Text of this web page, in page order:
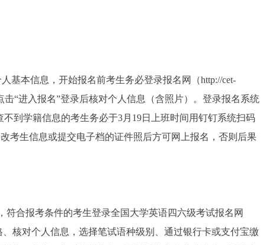
基本信息，开始报名前考生务必登录报名网（http://cet-
击“进入报名”登录后核对个人信息（含照片）。登录报名系统
到学籍信息的考生务必于3月19日上班时间用钉钉系统扫码
考生信息或提交电子档的证件照后方可网上报名，否则后果
符合报考条件的考生登录全国大学英语四六级考试报名网
、核对个人信息，选择笔试语种级别、通过银行卡或支付宝缴